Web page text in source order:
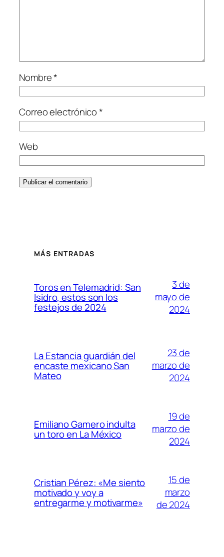
Nombre*
Correo electrónico*
Web
MÁS ENTRADAS
Toros en Telemadrid: San
Isidro, estos son los
festejos de 2024
3 de
mayo de
2024
La Estancia guardián del
encaste mexicano San
Mateo
23 de
marzo de
2024
Emiliano Gamero indulta
un toro en La México
19 de
marzo de
2024
Cristian Pérez: «Me siento
motivado y voy a
entregarme y motivarme»
15 de
marzo
de 2024